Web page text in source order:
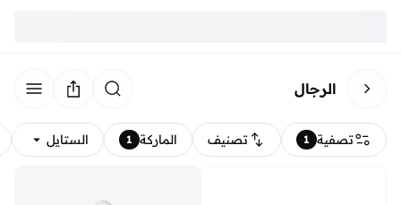
الرجال
تصفية 1 تصنيف الماركة 1 الستايل